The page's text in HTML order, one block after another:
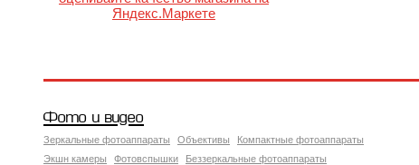
Фото и видео
Зеркальные фотоаппараты Объективы
Компактные фотоаппараты
Экшн камеры
Фотовспышки
Беззеркальные фотоаппараты